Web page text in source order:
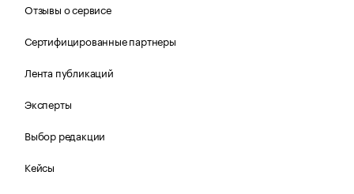
Отзывы о сервисе
Сертифицированные партнеры
Лента публикаций
Эксперты
Выбор редакции
Кейсы